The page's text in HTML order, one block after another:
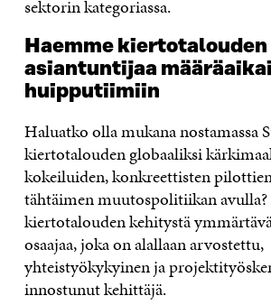
sektorin kategoriassa.
Haemme kiertotalouden
asiantuntijaa
huipputiimiin
Haluatko olla mukana nostamassa
kiertotalouden globaaliksi
kokeiluiden, konkreettisten
tähtäimen muutospolitiikan
kiertotalouden kehitystä
osaajaa, joka on alallaan arvostettu,
yhteistyökykyinen ja
innostunut kehittäjä.